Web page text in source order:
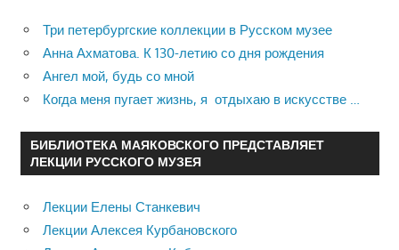
Три петербургские коллекции в Русском музее
Анна Ахматова. К 130-летию со дня рождения
Ангел мой, будь со мной
Когда меня пугает жизнь, я отдыхаю в искусстве …
БИБЛИОТЕКА МАЯКОВСКОГО ПРЕДСТАВЛЯЕТ
ЛЕКЦИИ РУССКОГО МУЗЕЯ
Лекции Елены Станкевич
Лекции Алексея Курбановского